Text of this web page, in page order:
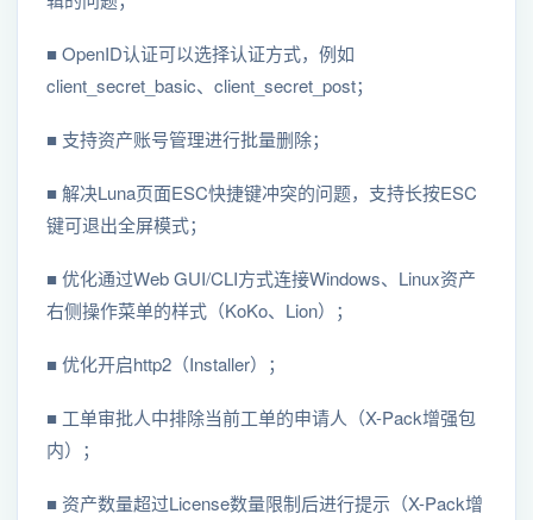
■ OpenID认证可以选择认证⽅式，例如
client_secret_basic、client_secret_post；
■ ⽀持资产账号管理进⾏批量删除；
■ 解决Luna页⾯ESC快捷键冲突的问题，⽀持长按ESC
键可退出全屏模式；
■ 优化通过Web GUI/CLI⽅式连接Windows、Linux资产
右侧操作菜单的样式（KoKo、Lion）；
■ 优化开启http2（Installer）；
■ ⼯单审批⼈中排除当前⼯单的申请⼈（X-Pack增强包
内）；
■ 资产数量超过License数量限制后进⾏提⽰（X-Pack增